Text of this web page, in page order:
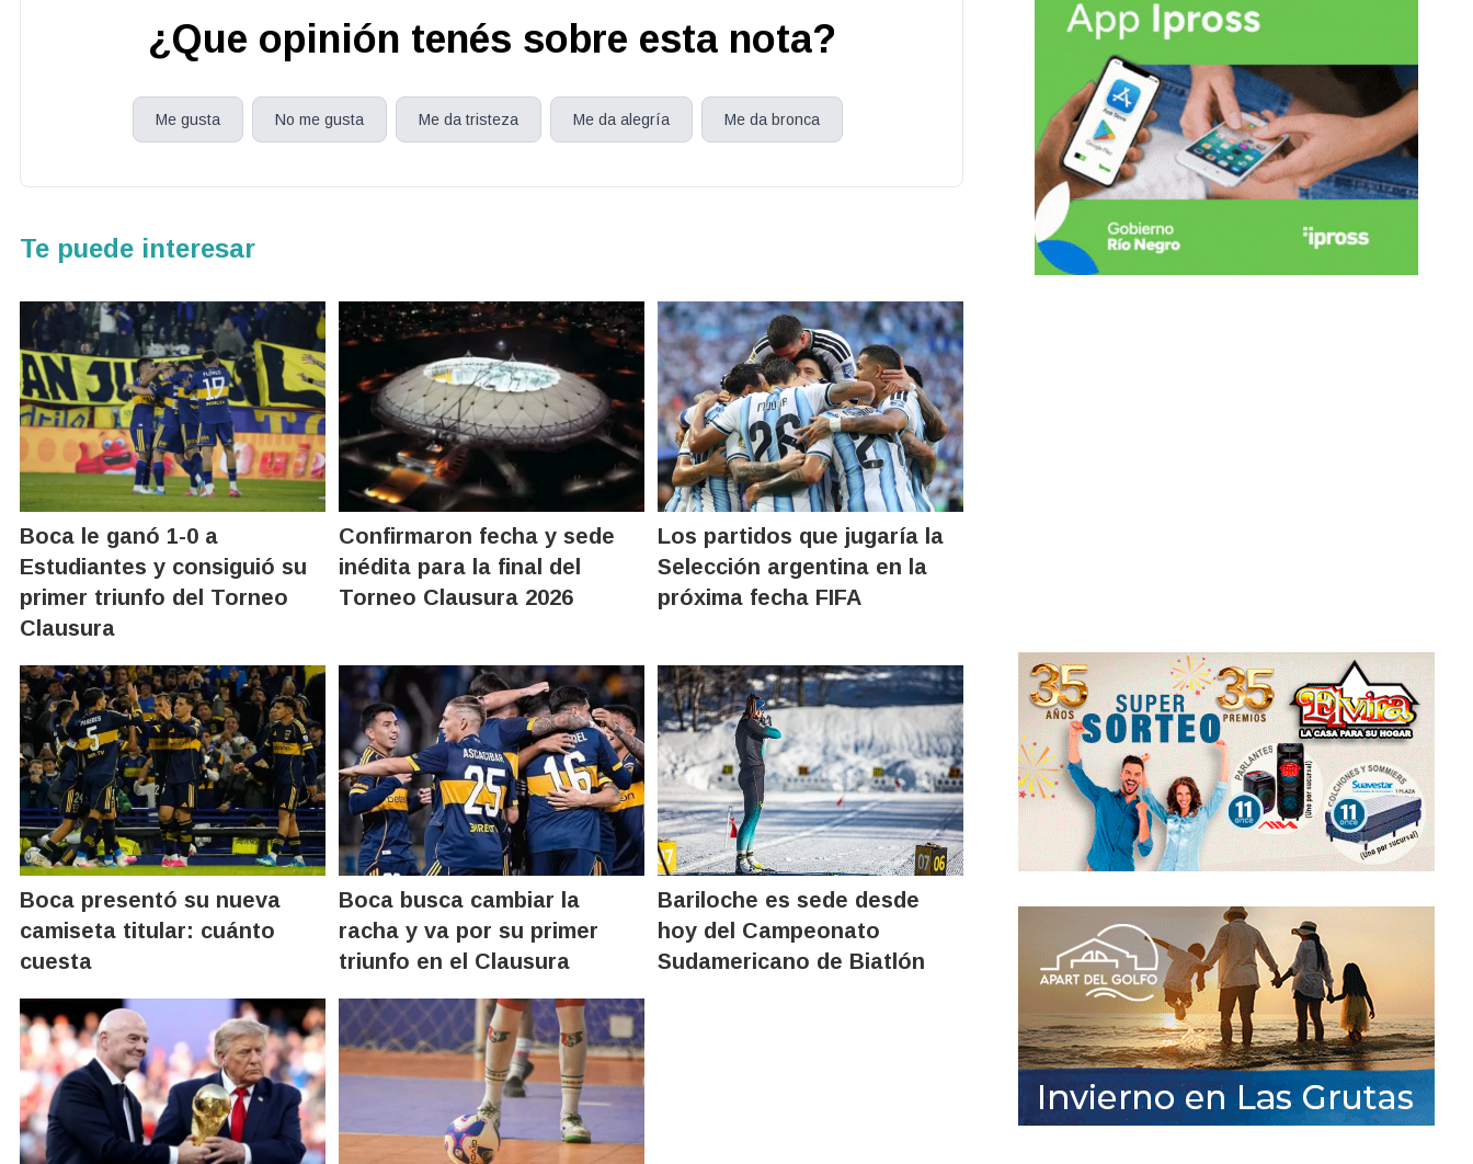
¿Que opinión tenés sobre esta nota?
Me gusta No me gusta Me da tristeza Me da alegría Me da bronca
Te puede interesar
Boca le ganó 1-0 a
Estudiantes y consiguió su
primer triunfo del Torneo
Clausura
Confirmaron fecha y sede
inédita para la final del
Torneo Clausura 2026
Los partidos que jugaría la
Selección argentina en la
próxima fecha FIFA
Boca presentó su nueva
camiseta titular: cuánto
cuesta
Boca busca cambiar la
racha y va por su primer
triunfo en el Clausura
Bariloche es sede desde
hoy del Campeonato
Sudamericano de Biatlón